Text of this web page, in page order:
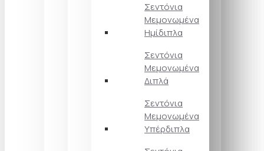
Σεντόνια
Μεμονωμένα
Ημίδιπλα
Σεντόνια
Μεμονωμένα
Διπλά
Σεντόνια
Μεμονωμένα
Υπέρδιπλα